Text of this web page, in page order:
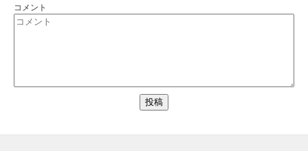
コメント